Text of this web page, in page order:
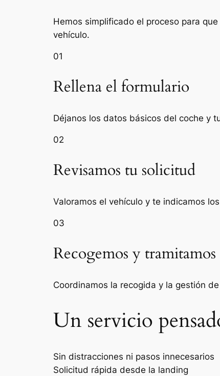
Hemos simplificado el proceso para
vehículo.
01
Rellena el formulario
Déjanos los datos básicos del coche y
02
Revisamos tu solicitud
Valoramos el vehículo y te indicamos
03
Recogemos y tramitamos
Coordinamos la recogida y la gestión
Un servicio
Sin distracciones ni pasos innecesarios
Solicitud rápida desde la landing